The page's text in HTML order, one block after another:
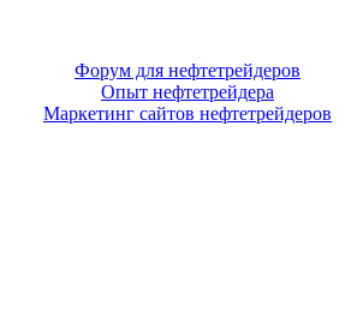
Форум для нефтетрейдеров
Опыт нефтетрейдера
Маркетинг сайтов нефтетрейдеров